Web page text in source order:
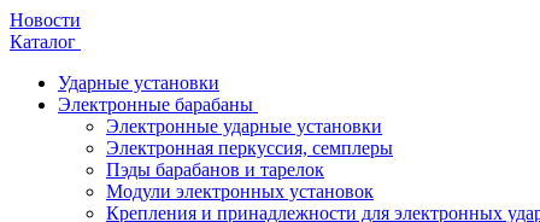
Новости
Каталог
Ударные установки
Электронные барабаны
Электронные ударные установки
Электронная перкуссия, семплеры
Пэды барабанов и тарелок
Модули электронных установок
Крепления и принадлежности для электронных